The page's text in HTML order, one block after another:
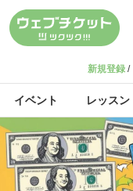
新規登録 /
イベント レッスン